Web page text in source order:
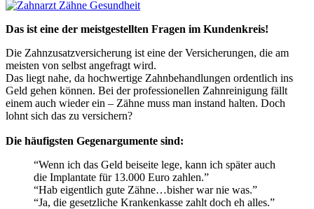
Das ist eine der meistgestellten Fragen im Kundenkreis!
Die Zahnzusatzversicherung ist eine der Versicherungen, die am
meisten von selbst angefragt wird.
Das liegt nahe, da hochwertige Zahnbehandlungen ordentlich ins
Geld gehen können. Bei der professionellen Zahnreinigung fällt
einem auch wieder ein – Zähne muss man instand halten. Doch
lohnt sich das zu versichern?
Die häufigsten Gegenargumente sind:
“Wenn ich das Geld beiseite lege, kann ich später auch
die Implantate für 13.000 Euro zahlen.”
“Hab eigentlich gute Zähne…bisher war nie was.”
“Ja, die gesetzliche Krankenkasse zahlt doch eh alles.”